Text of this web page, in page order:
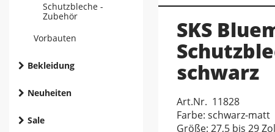
Schutzbleche -
Zubehör
Vorbauten
Bekleidung
Neuheiten
Sale
SKS
schwarz
Art.Nr. 11828
Farbe: schwarz-matt
Größe: 27,5 bis 29